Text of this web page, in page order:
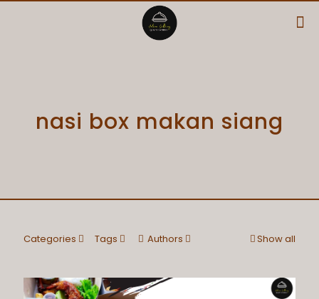
nasi box makan siang
Categories Tags Authors Show all